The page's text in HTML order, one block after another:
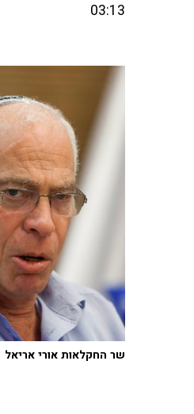
03:13
שר החקלאות אורי אריאל